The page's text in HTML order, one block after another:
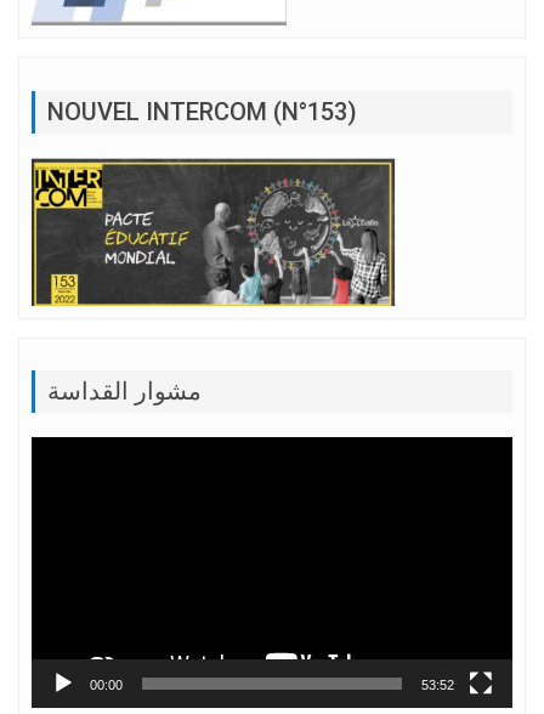
NOUVEL INTERCOM (N°153)
مشوار القداسة
00:00 53:52